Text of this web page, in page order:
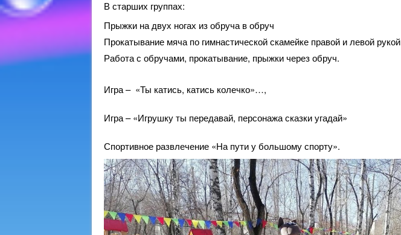
В старших группах:
Прыжки на двух ногах из обруча в обруч
Прокатывание мяча по гимнастической скамейке правой и левой рукой
Работа с обручами, прокатывание, прыжки через обруч.
Игра – «Ты катись, катись колечко»…,
Игра – «Игрушку ты передавай, персонажа сказки угадай»
Спортивное развлечение «На пути у большому спорту».